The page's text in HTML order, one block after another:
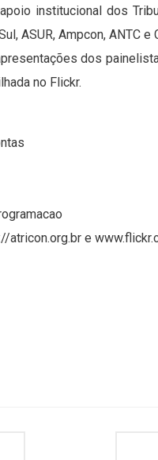
institucional dos
ASUR, Ampcon, ANTC e
dos
no Flickr.
atricon.org.br e